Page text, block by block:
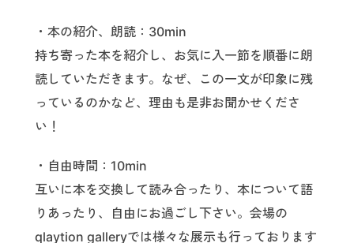
・本の紹介、朗読：30min
持ち寄った本を紹介し、お気に入一節を順番に朗
読していただきます。なぜ、この一文が印象に残
っているのかなど、理由も是非お聞かせくださ
い！
・自由時間：10min
互いに本を交換して読み合ったり、本について語
りあったり、自由にお過ごし下さい。会場の
qlaytion galleryでは様々な展示も行っております